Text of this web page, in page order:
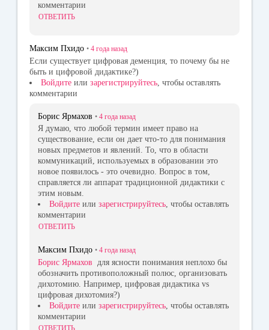
комментарии
ОТВЕТИТЬ
Максим Пхидо • 4 года назад
Если существует цифровая деменция, то почему бы не
быть и цифровой дидактике?)
Войдите или зарегистрируйтесь , чтобы оставлять
комментарии
Борис Ярмахов • 4 года назад
Я думаю, что любой термин имеет право на
существование, если он дает что-то для понимания
новых предметов и явлений. То, что в области
коммуникаций, используемых в образовании это
новое появилось - это очевидно. Вопрос в том,
справляется ли аппарат традиционной дидактики с
этим новым.
Войдите или зарегистрируйтесь, чтобы оставлять
комментарии
ОТВЕТИТЬ
Максим Пхидо • 4 года назад
Борис Ярмахов
для ясности понимания неплохо бы
обозначить противоположный полюс, организовать
дихотомию. Например, цифровая дидактика vs
цифровая дихотомия?)
Войдите или зарегистрируйтесь , чтобы оставлять
комментарии
ОТВЕТИТЬ